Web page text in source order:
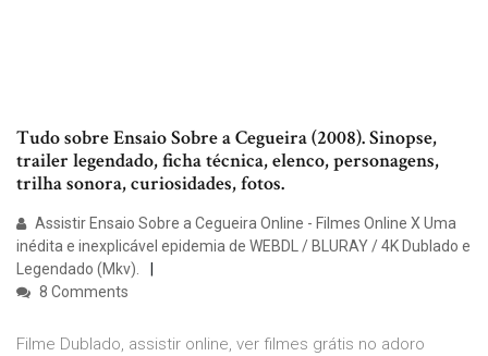
Tudo sobre Ensaio Sobre a Cegueira (2008). Sinopse,
trailer legendado, ficha técnica, elenco, personagens,
trilha sonora, curiosidades, fotos.
Assistir Ensaio Sobre a Cegueira Online - Filmes Online X Uma
inédita e inexplicável epidemia de WEBDL / BLURAY / 4K Dublado e
Legendado (Mkv).
8 Comments
Filme Dublado, assistir online, ver filmes grátis no adoro